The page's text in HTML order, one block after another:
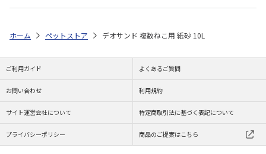
ホーム ペットストア デオサンド 複数ねこ用 紙砂 10L
ご利用ガイド よくあるご質問
お問い合わせ 利用規約
サイト運営会社について 特定商取引法に基づく表記について
プライバシーポリシー 商品のご提案はこちら